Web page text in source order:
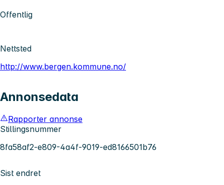
Offentlig
Nettsted
http://www.bergen.kommune.no/
Annonsedata
Rapporter annonse
Stillingsnummer
8fa58af2-e809-4a4f-9019-ed8166501b76
Sist endret